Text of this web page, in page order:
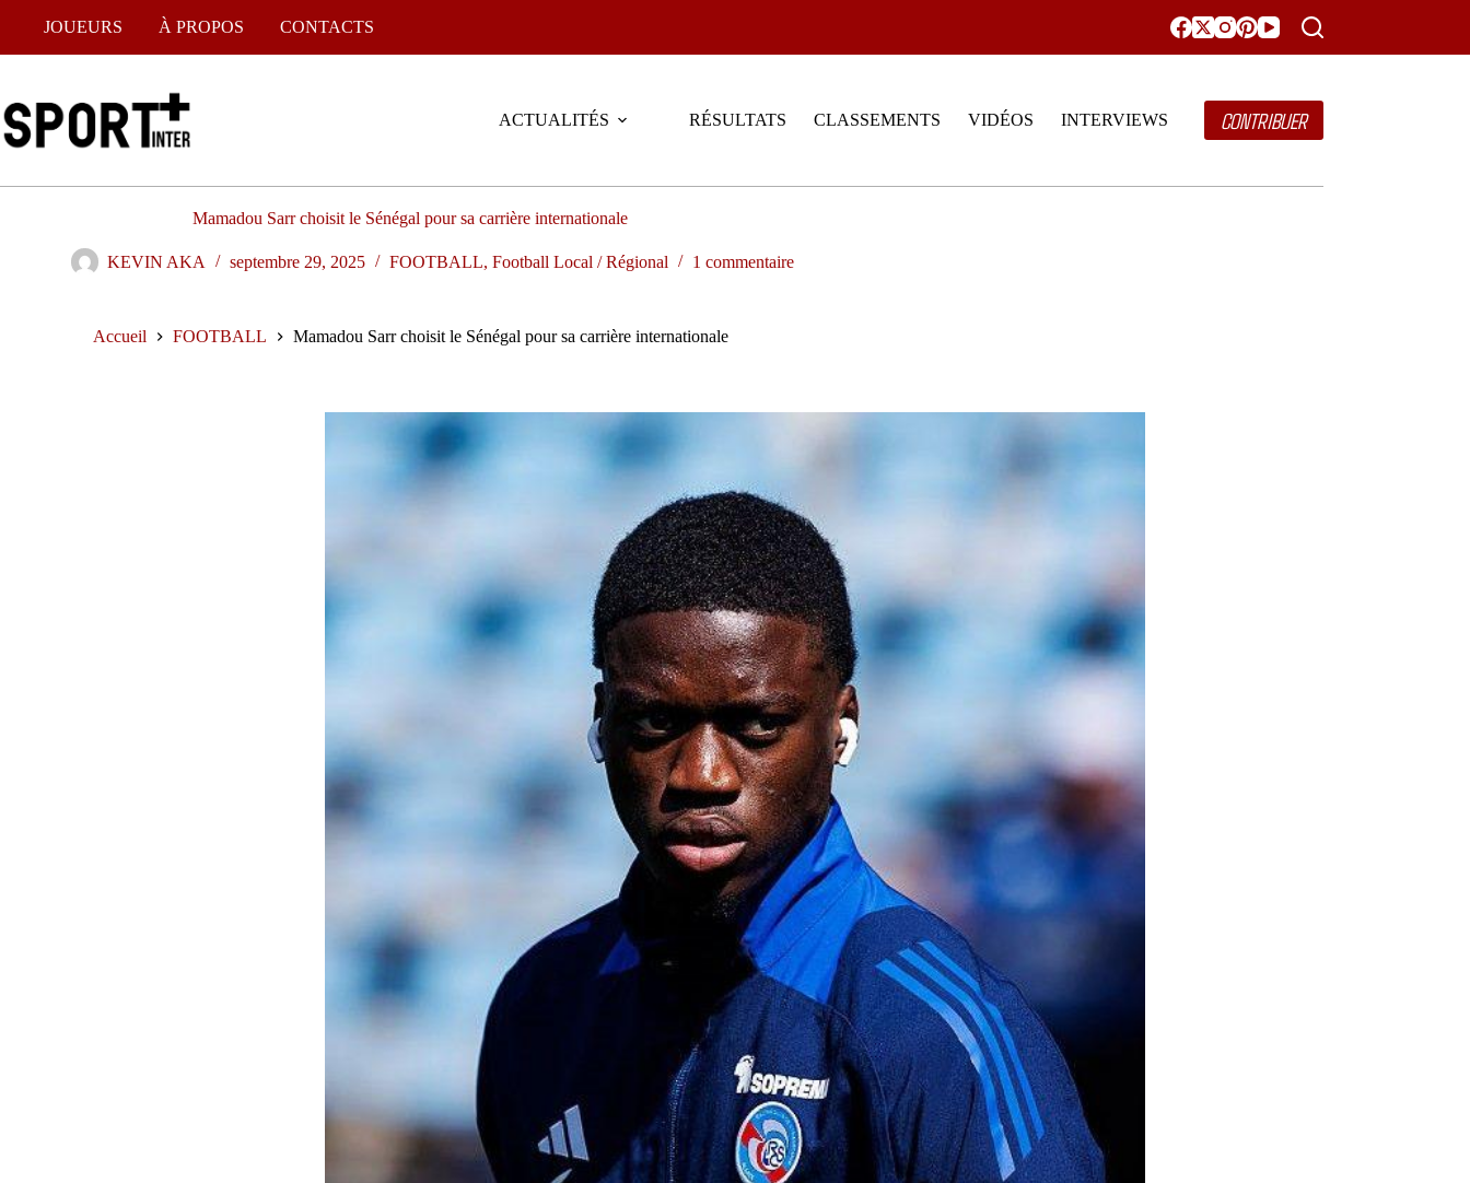
JOUEURS À PROPOS CONTACTS
ACTUALITÉS RÉSULTATS CLASSEMENTS VIDÉOS INTERVIEWS CONTRIBUER
Mamadou Sarr choisit le Sénégal pour sa carrière internationale
KEVIN AKA septembre 29, 2025 FOOTBALL, Football Local / Régional 1 commentaire
Accueil FOOTBALL Mamadou Sarr choisit le Sénégal pour sa carrière internationale